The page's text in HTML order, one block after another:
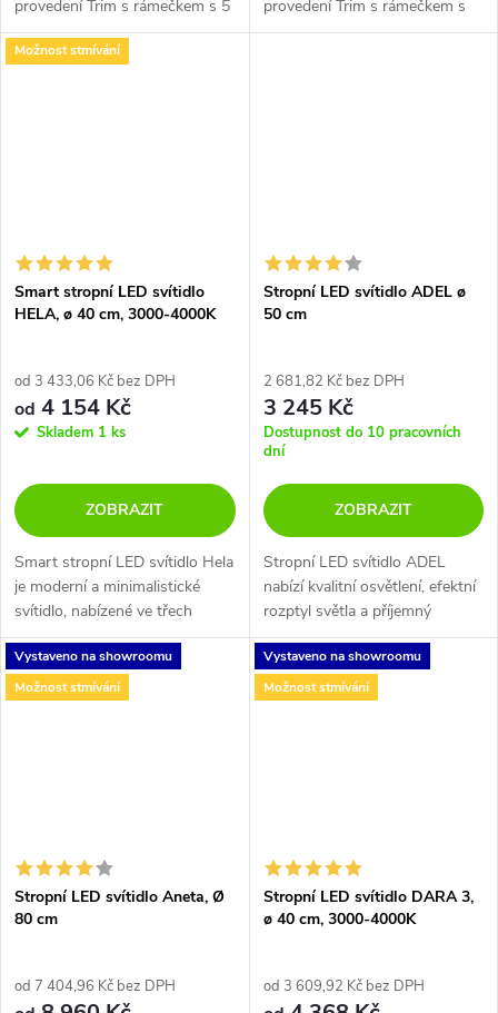
provedení Trim s rámečkem s 5
LED bodovými světly z kolekce
interiérového osvětlení je
provedení Trim s rámečkem s
20 LED bodovými světly z
Možnost stmívání
Smart stropní LED svítidlo
HELA, ø 40 cm, 3000-4000K
od 3 433,06 Kč bez DPH
od 4 154 Kč
Skladem 1 ks
ZOBRAZIT
Smart stropní LED svítidlo Hela
je moderní a minimalistické
svítidlo, nabízené ve třech
barevných variantách v černé,
kávové a bílé barvě. U svítidla
Hela lze měnit barvu...
Stropní LED svítidlo ADEL ø
50 cm
2 681,82 Kč bez DPH
3 245 Kč
Dostupnost do 10 pracovních
dní
ZOBRAZIT
Stropní LED svítidlo ADEL
nabízí kvalitní osvětlení, efektní
rozptyl světla a příjemný
moderní design. Obvodový
kovový plášť je v barvě černá
měď nebo kartáčová zlatá a
Vystaveno na showroomu
Možnost stmívání
Stropní LED svítidlo Aneta, Ø
80 cm
od 7 404,96 Kč bez DPH
Vystaveno na showroomu
Možnost stmívání
Stropní LED svítidlo DARA 3,
ø 40 cm, 3000-4000K
od 3 609,92 Kč bez DPH